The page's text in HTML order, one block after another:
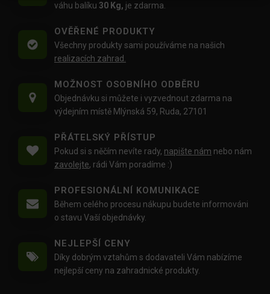
váhu balíku 30 Kg, je zdarma.
OVĚŘENÉ PRODUKTY
Všechny produkty sami používáme na našich
realizacích zahrad.
MOŽNOST OSOBNÍHO ODBĚRU
Objednávku si můžete i vyzvednout zdarma na
výdejním místě Mlýnská 59, Ruda, 27101
PŘÁTELSKÝ PŘÍSTUP
Pokud si s něčím nevíte rady, napište nám nebo nám
zavolejte, rádi Vám poradíme :)
PROFESIONÁLNÍ KOMUNIKACE
Během celého procesu nákupu budete informováni
o stavu Vaší objednávky.
NEJLEPŠÍ CENY
Díky dobrým vztahům s dodavateli Vám nabízíme
nejlepší ceny na zahradnické produkty.